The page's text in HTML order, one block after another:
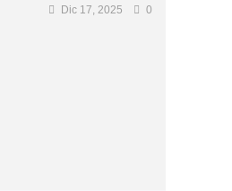
Dic 17, 2025 0